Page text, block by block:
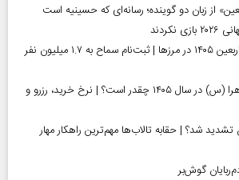
از زبان دو گوینده؛ رسانه‌ای که حسینیه است
آغاز رسمی برنامه‌های اربعین ۱۴۰۵ در مرز‌ها | ثبت‌نام سماح به ۱.۷ میلیون نفر
قیمت قبر در بهشت زهرا (س) در سال ۱۴۰۵ چقدر است؟ | نرخ خرید، رزرو و
تشدید شد؟ | حقابه تالاب‌ها مهم‌ترین راهکار مهار
گوش‌بر